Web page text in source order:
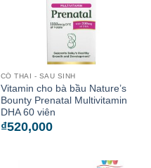
CÓ THAI - SAU SINH
Vitamin cho bà bầu Nature’s
Bounty Prenatal Multivitamin
DHA 60 viên
₫520,000